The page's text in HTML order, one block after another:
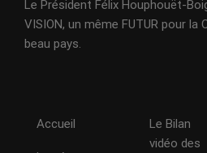
Le Président Félix Houphouët-
VISION, un même FUTUR pour la
beau pays.
Accueil
Le Bilan
vidéo des